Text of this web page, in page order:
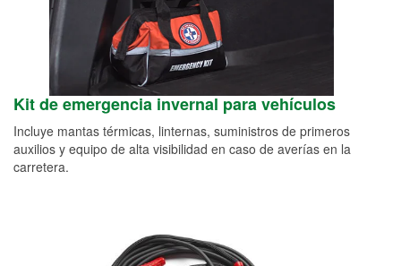
Kit de emergencia invernal para vehículos
Incluye mantas térmicas, linternas, suministros de primeros
auxilios y equipo de alta visibilidad en caso de averías en la
carretera.